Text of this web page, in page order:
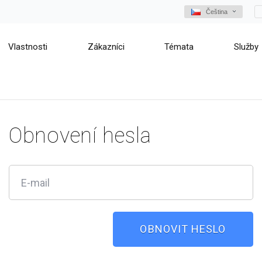
Čeština
Vlastnosti Zákazníci Témata Služby
Obnovení hesla